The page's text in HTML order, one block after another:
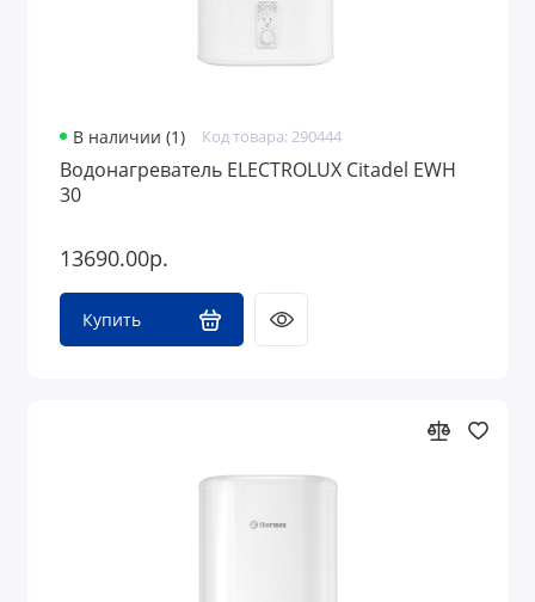
В наличии (1) Код товара: 290444
Водонагреватель ELECTROLUX Citadel EWH
30
13690.00р.
Купить